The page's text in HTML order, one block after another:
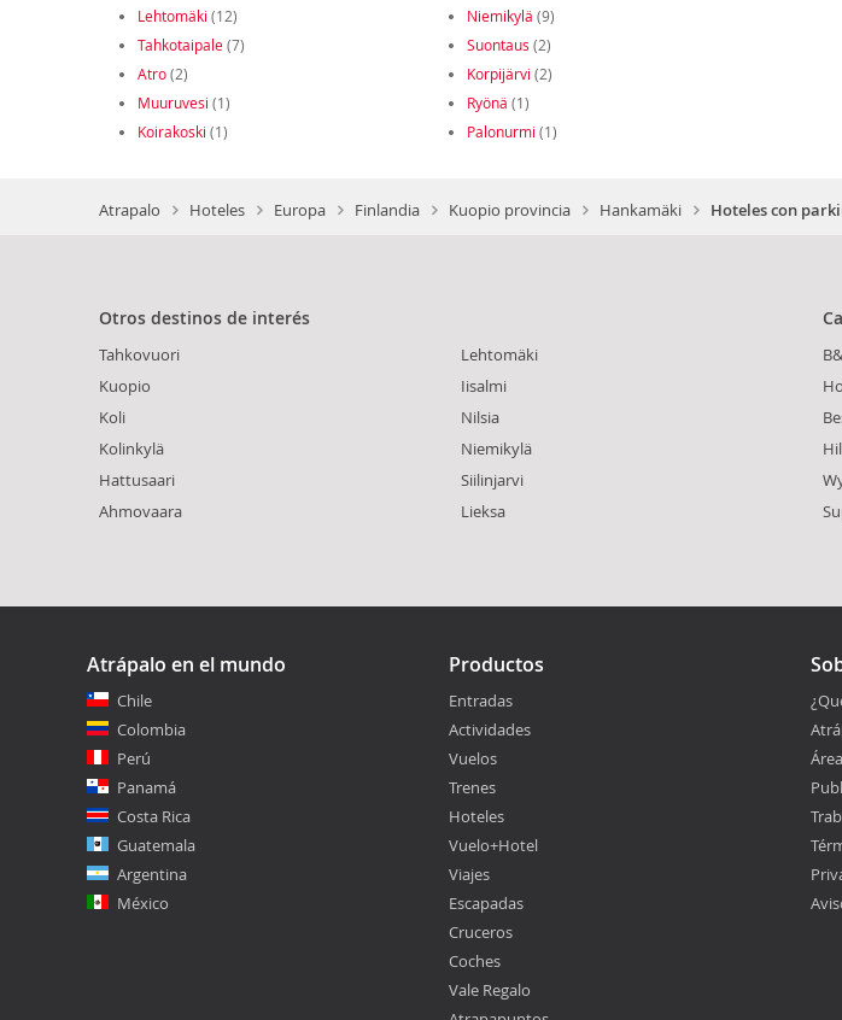
Lehtomäki (12) Niemikylä (9)
Tahkotaipale(7) Suontaus (2)
Atro(2) Korpijärvi (2)
Muuruvesi (1) Ryönä (1)
Koirakoski (1) Palonurmi (1)
Atrapalo Hoteles Europa Finlandia Kuopio provincia Hankamäki Hoteles con
Otros destinos de interés
Tahkovuori
Kuopio
Koli
Kolinkylä
Hattusaari
Ahmovaara
Lehtomäki
Iisalmi
Nilsia
Niemikylä
Siilinjarvi
Lieksa
Atrápalo en el mundo
Chile
Colombia
Perú
Panamá
Costa Rica
Guatemala
Argentina
México
Productos
Entradas
Actividades
Vuelos
Trenes
Hoteles
Vuelo+Hotel
Viajes
Escapadas
Cruceros
Coches
Vale Regalo